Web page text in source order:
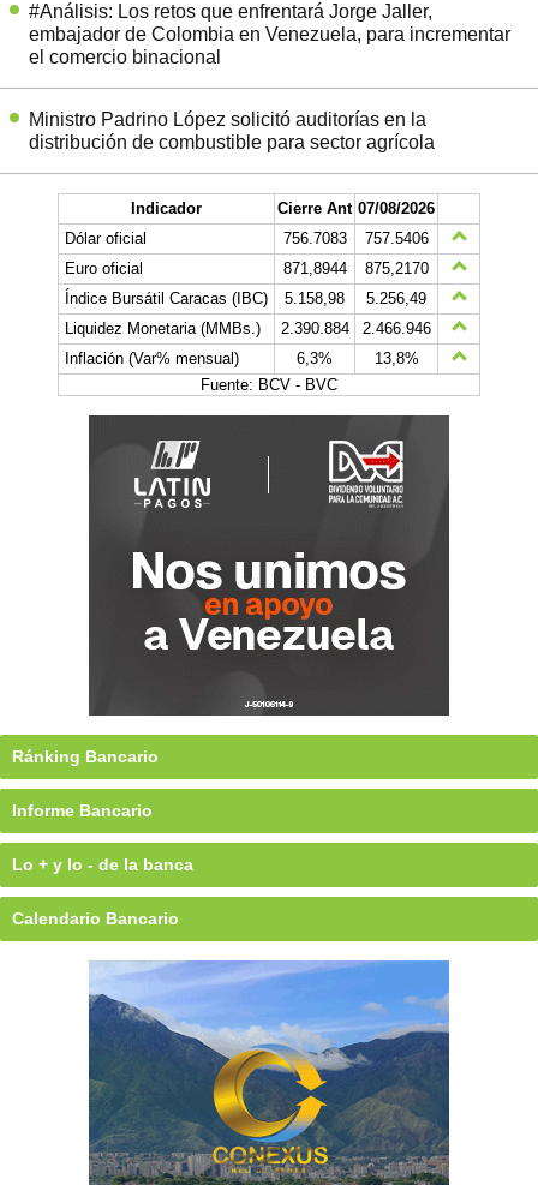
#Análisis: Los retos que enfrentará Jorge Jaller,
embajador de Colombia en Venezuela, para incrementar
el comercio binacional
Ministro Padrino López solicitó auditorías en la
distribución de combustible para sector agrícola
Indicador Cierre Ant 07/08/2026
Dólar oficial
756.7083
757.5406
Euro oficial
871,8944
875,2170
Índice Bursátil Caracas (IBC)
5.158,98
5.256,49
Liquidez Monetaria (MMBs.)
2.390.884
2.466.946
Inflación (Var% mensual)
6,3%
13,8%
Fuente: BCV - BVC
Ránking Bancario
Informe Bancario
Lo + y lo - de la banca
Calendario Bancario